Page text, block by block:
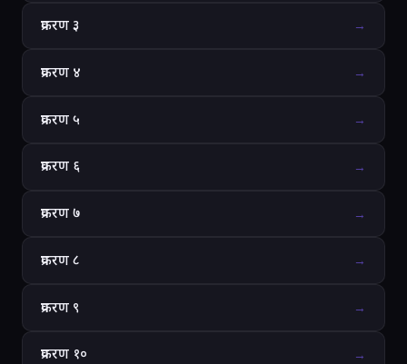
प्रकरण ३ →
प्रकरण ४ →
प्रकरण ५ →
प्रकरण ६ →
प्रकरण ७ →
प्रकरण ८ →
प्रकरण ९ →
प्रकरण १० →